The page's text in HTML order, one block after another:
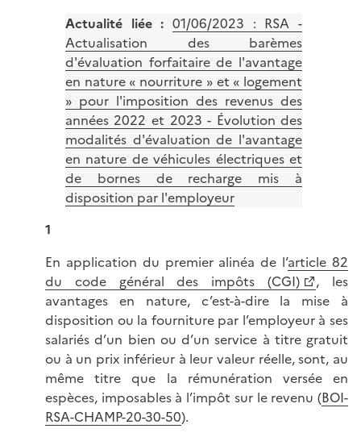
Actualité liée : 01/06/2023 : RSA -
Actualisation des barèmes
d'évaluation forfaitaire de l'avantage
en nature « nourriture » et « logement
» pour l'imposition des revenus des
années 2022 et 2023 - Évolution des
modalités d'évaluation de l'avantage
en nature de véhicules électriques et
de bornes de recharge mis à
disposition par l'employeur
1
En application du premier alinéa de l’article 82
du code général des impôts (CGI)
, les
avantages en nature, c’est-à-dire la mise à
disposition ou la fourniture par l’employeur à ses
salariés d’un bien ou d’un service à titre gratuit
ou à un prix inférieur à leur valeur réelle, sont, au
même titre que la rémunération versée en
espèces, imposables à l’impôt sur le revenu (BOI-
RSA-CHAMP-20-30-50).